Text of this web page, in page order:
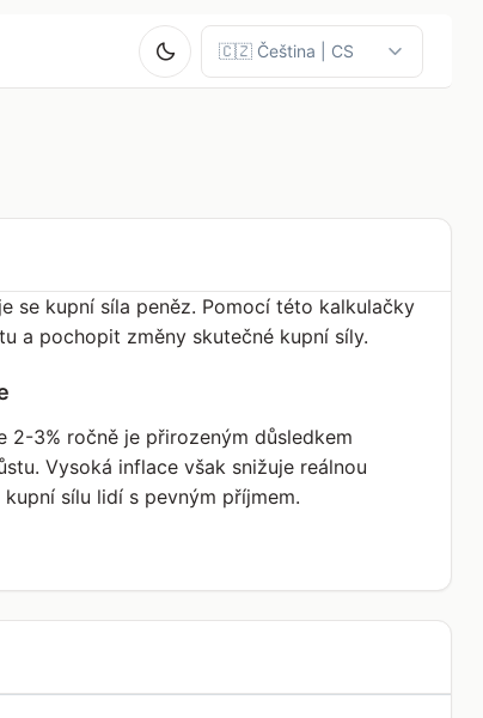
se kupní síla peněz. Pomocí této kalkulačky
a pochopit změny skutečné kupní síly.
2-3% ročně je přirozeným důsledkem
Vysoká inflace však snižuje reálnou
sílu lidí s pevným příjmem.